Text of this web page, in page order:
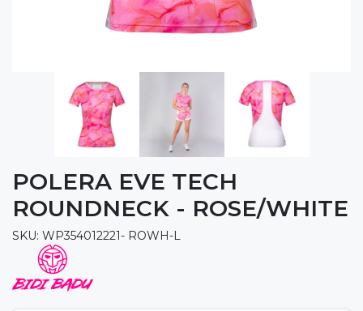
POLERA EVE TECH
ROUNDNECK - ROSE/WHITE
SKU: WP354012221- ROWH-L